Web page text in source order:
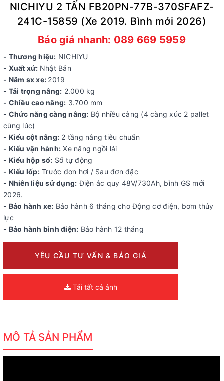
NICHIYU 2 TẤN FB20PN-77B-370SFAFZ-
241C-15859 (Xe 2019. Bình mới 2026)
Báo giá nhanh: 089 669 5959
- Thương hiệu: NICHIYU
- Xuất xứ: Nhật Bản
- Năm sx xe: 2019
- Tải trọng nâng: 2.000 kg
- Chiều cao nâng: 3.700 mm
- Chức năng càng nâng: Bộ nhiều càng (4 càng xúc 2 pallet
cùng lúc)
- Kiểu cột nâng: 2 tầng nâng tiêu chuẩn
- Kiểu vận hành: Xe nâng ngồi lái
- Kiểu hộp số: Số tự động
- Kiểu lốp:Trước đơn hơi / Sau đơn đặc
- Nhiên liệu sử dụng: Điện ắc quy 48V/730Ah, bình GS mới
2026.
- Bảo hành xe: Bảo hành 6 tháng cho Động cơ điện, bơm thủy
lực
- Bảo hành bình điện: Bảo hành 12 tháng
YÊU CẦU TƯ VẤN & BÁO GIÁ
Tải tất cả ảnh
MÔ TẢ SẢN PHẨM